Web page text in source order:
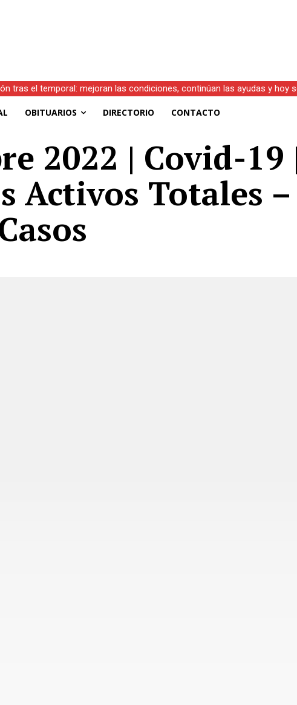
tras el temporal: mejoran las condiciones, continúan las ayudas y hoy
OBITUARIOS DIRECTORIO CONTACTO
2022 | Covid-
Activos Totales